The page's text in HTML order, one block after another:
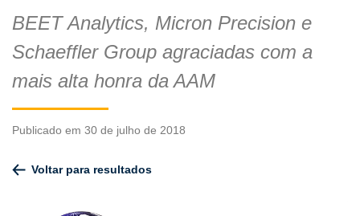
BEET Analytics, Micron Precision e
Schaeffler Group agraciadas com a
mais alta honra da AAM
Publicado em 30 de julho de 2018
Voltar para resultados